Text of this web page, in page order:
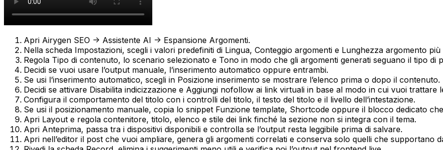
Apri Airygen SEO -> Assistente AI -> Espansione Argomenti.
Nella scheda Impostazioni, scegli i valori predefiniti di Lingua, Conteggio argomenti e Lunghezza argomento più
Regola Tipo di contenuto, lo scenario selezionato e Tono in modo che gli argomenti generati seguano il tipo di
Decidi se vuoi usare l’output manuale, l’inserimento automatico oppure entrambi.
Se usi l’inserimento automatico, scegli in Posizione inserimento se mostrare l’elenco prima o dopo il contenuto.
Decidi se attivare Disabilita indicizzazione e Aggiungi nofollow ai link virtuali in base al modo in cui vuoi trattare
Configura il comportamento del titolo con i controlli del titolo, il testo del titolo e il livello dell’intestazione.
Se usi il posizionamento manuale, copia lo snippet Funzione template, Shortcode oppure il blocco dedicato
Apri Layout e regola contenitore, titolo, elenco e stile dei link finché la sezione non si integra con il tema.
Apri Anteprima, passa tra i dispositivi disponibili e controlla se l’output resta leggibile prima di salvare.
Apri nell’editor il post che vuoi ampliare, genera gli argomenti correlati e conserva solo quelli che supportano